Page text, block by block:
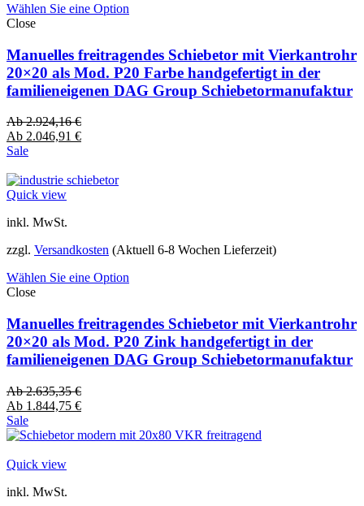
Wählen Sie eine Option
Close
Manuelles freitragendes Schiebetor mit Vierkantrohr
20×20 als Mod. P20 Farbe handgefertigt in der
familieneigenen DAG Group Schiebetormanufaktur
Ab2.924,16€
Ab 2.046,91 €
Sale
Quick view
inkl. MwSt.
zzgl. Versandkosten (Aktuell 6-8 Wochen Lieferzeit)
Wählen Sie eine Option
Close
Manuelles freitragendes Schiebetor mit Vierkantrohr
20×20 als Mod. P20 Zink handgefertigt in der
familieneigenen DAG Group Schiebetormanufaktur
Ab2.635,35€
Ab 1.844,75 €
Sale
Quick view
inkl. MwSt.